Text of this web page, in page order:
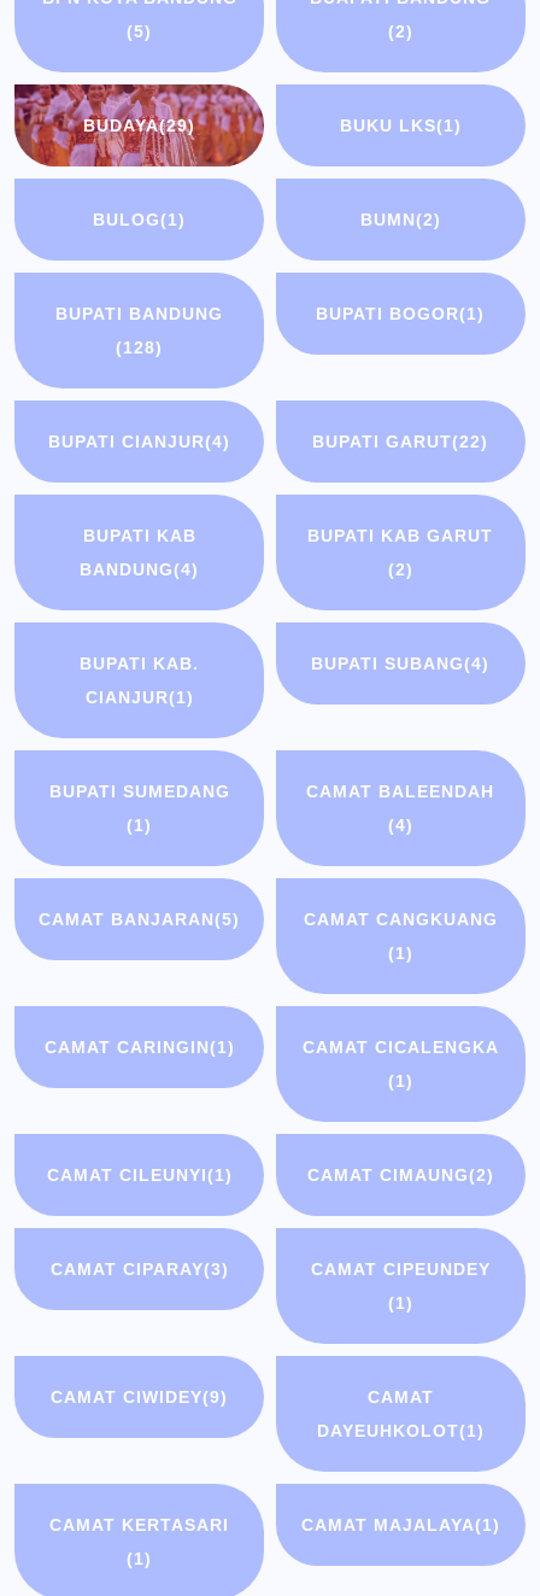
(5)
(2)
BUDAYA(29) BUKU LKS(1)
BULOG(1) BUMN(2)
BUPATI BANDUNG
(128)
BUPATI BOGOR(1)
BUPATI CIANJUR(4) BUPATI GARUT(22)
BUPATI KAB
BANDUNG(4)
BUPATI KAB GARUT
(2)
BUPATI KAB.
CIANJUR(1)
BUPATI SUBANG(4)
BUPATI SUMEDANG
(1)
CAMAT BALEENDAH
(4)
CAMAT BANJARAN(5)
CAMAT CANGKUANG
(1)
CAMAT CARINGIN(1)
CAMAT CICALENGKA
(1)
CAMAT CILEUNYI(1) CAMAT CIMAUNG(2)
CAMAT CIPARAY(3)
CAMAT CIPEUNDEY
(1)
CAMAT CIWIDEY(9)
CAMAT
DAYEUHKOLOT(1)
CAMAT KERTASARI
(1)
CAMAT MAJALAYA(1)